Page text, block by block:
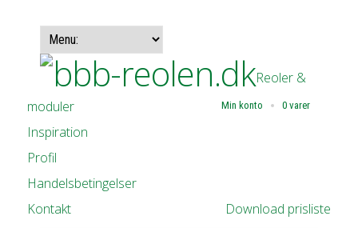
Min konto 0 varer
Reoler &
moduler
Inspiration
Profil
Handelsbetingelser
Download prisliste
Kontakt